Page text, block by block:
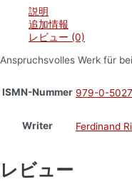
説明
追加情報
レビュー (0)
Anspruchsvolles Werk für
ISMN-Nummer 979-0-
Writer Ferdinand
レビュー